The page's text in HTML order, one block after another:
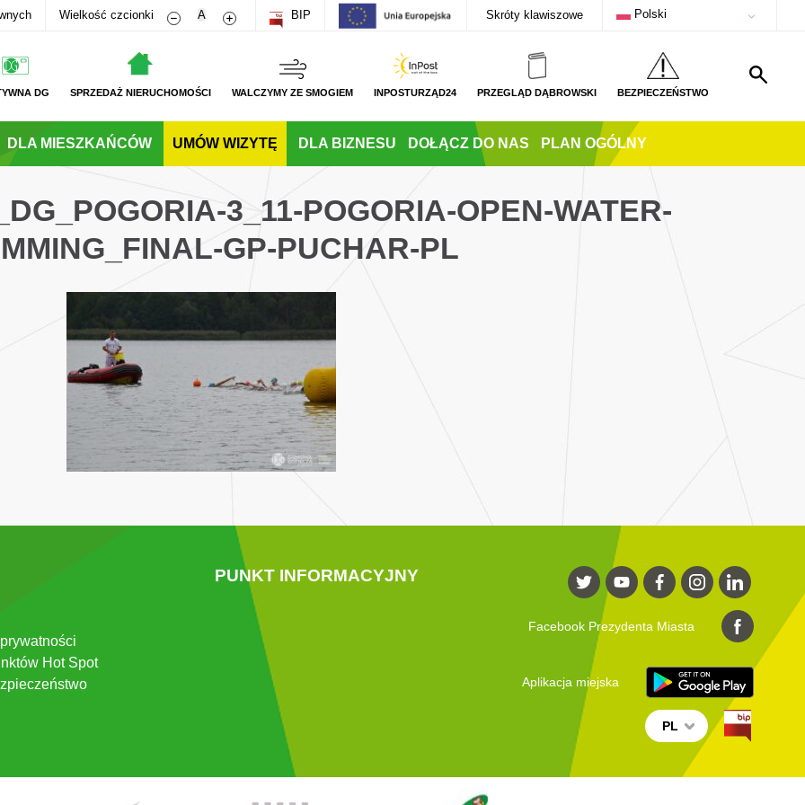
Wielkość czcionki Zmniejsz rozmiar czcionki
A Zwiększ rozmiar czcionki
BIP Skróty klawiszowe Polski
DG SPRZEDAŻ NIERUCHOMOŚCI WALCZYMY ZE SMOGIEM INPOSTURZĄD24 PRZEGLĄD DĄBROWSKI BEZPIECZEŃSTWO
DLA MIESZKAŃCÓW UMÓW WIZYTĘ DLA BIZNESU DOŁĄCZ DO NAS PLAN OGÓLNY
3_11-POGORIA-OPEN-WATER-
GP-PUCHAR-PL
Hot Spot
PUNKT INFORMACYJNY
Facebook Prezydenta Miasta
Aplikacja miejska
PL